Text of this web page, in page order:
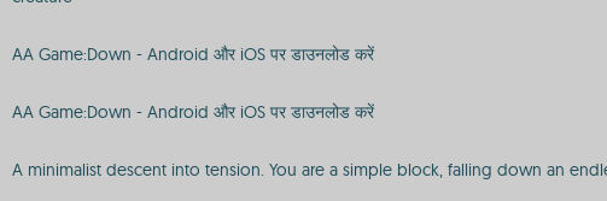
AA Game:Down - Android और iOS पर डाउनलोड करें
AA Game:Down - Android और iOS पर डाउनलोड करें
A minimalist descent into tension. You are a simple block, falling down an